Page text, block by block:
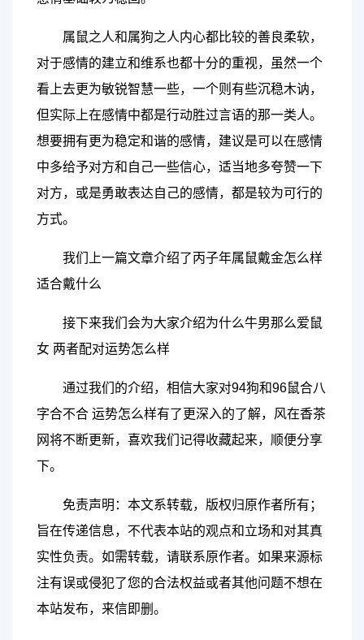
属鼠之人和属狗之人内心都比较的善良柔软，
对于感情的建立和维系也都十分的重视，虽然一个
看上去更为敏锐智慧一些，一个则有些沉稳木讷，
但实际上在感情中都是行动胜过言语的那一类人。
想要拥有更为稳定和谐的感情，建议是可以在感情
中多给予对方和自己一些信心，适当地多夸赞一下
对方，或是勇敢表达自己的感情，都是较为可行的
方式。
我们上一篇文章介绍了丙子年属鼠戴金怎么样
适合戴什么
接下来我们会为大家介绍为什么牛男那么爱鼠
女 两者配对运势怎么样
通过我们的介绍，相信大家对94狗和96鼠合八
字合不合 运势怎么样有了更深入的了解，风在香茶
网将不断更新，喜欢我们记得收藏起来，顺便分享
下。
免责声明：本文系转载，版权归原作者所有；
旨在传递信息，不代表本站的观点和立场和对其真
实性负责。如需转载，请联系原作者。如果来源标
注有误或侵犯了您的合法权益或者其他问题不想在
本站发布，来信即删。